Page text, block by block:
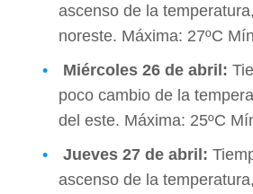
ascenso de la
noreste. Máxima: 27ºC
Miércoles 26 de abril:
poco cambio de la
del este. Máxima: 25ºC
Jueves 27 de abril:
ascenso de la